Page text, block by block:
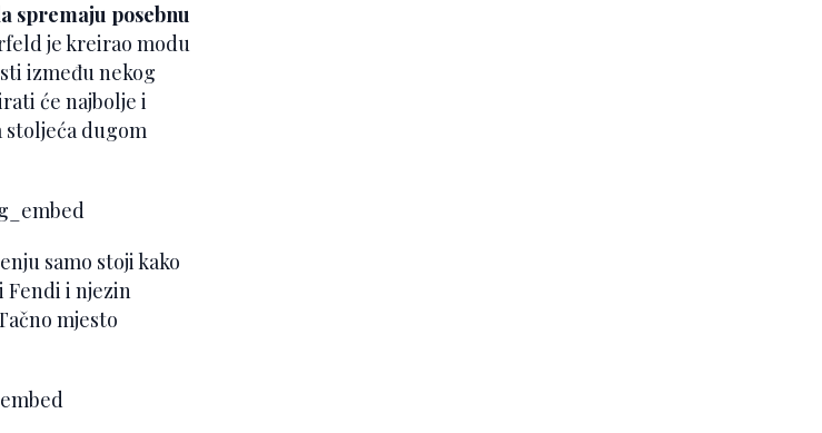
spremaju posebnu
je kreirao modu
između nekog
će najbolje i
stoljeća dugom
samo stoji kako
Fendi i njezin
mjesto